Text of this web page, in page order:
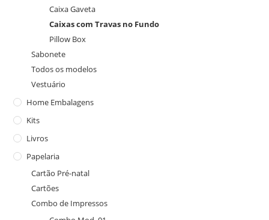
Caixa Gaveta
Caixas com Travas no Fundo
Pillow Box
Sabonete
Todos os modelos
Vestuário
Home Embalagens
Kits
Livros
Papelaria
Cartão Pré-natal
Cartões
Combo de Impressos